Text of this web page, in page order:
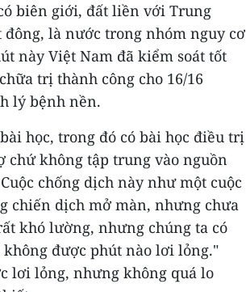
biên giới, đất liền với Trung
là nước trong nhóm nguy cơ
này Việt Nam đã kiểm soát tốt
trị thành công cho 16/16
lý bệnh nền.
học, trong đó có bài học điều trị
chứ không tập trung vào nguồn
chống dịch này như một cuộc
chiến dịch mở màn, nhưng chưa
khó lường, nhưng chúng ta có
được phút nào lơi lỏng."
lơi lỏng, nhưng không quá lo